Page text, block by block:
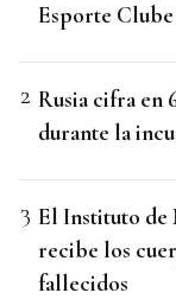
Esporte Clube
Rusia cifra en
durante la
El Instituto de
recibe los
fallecidos